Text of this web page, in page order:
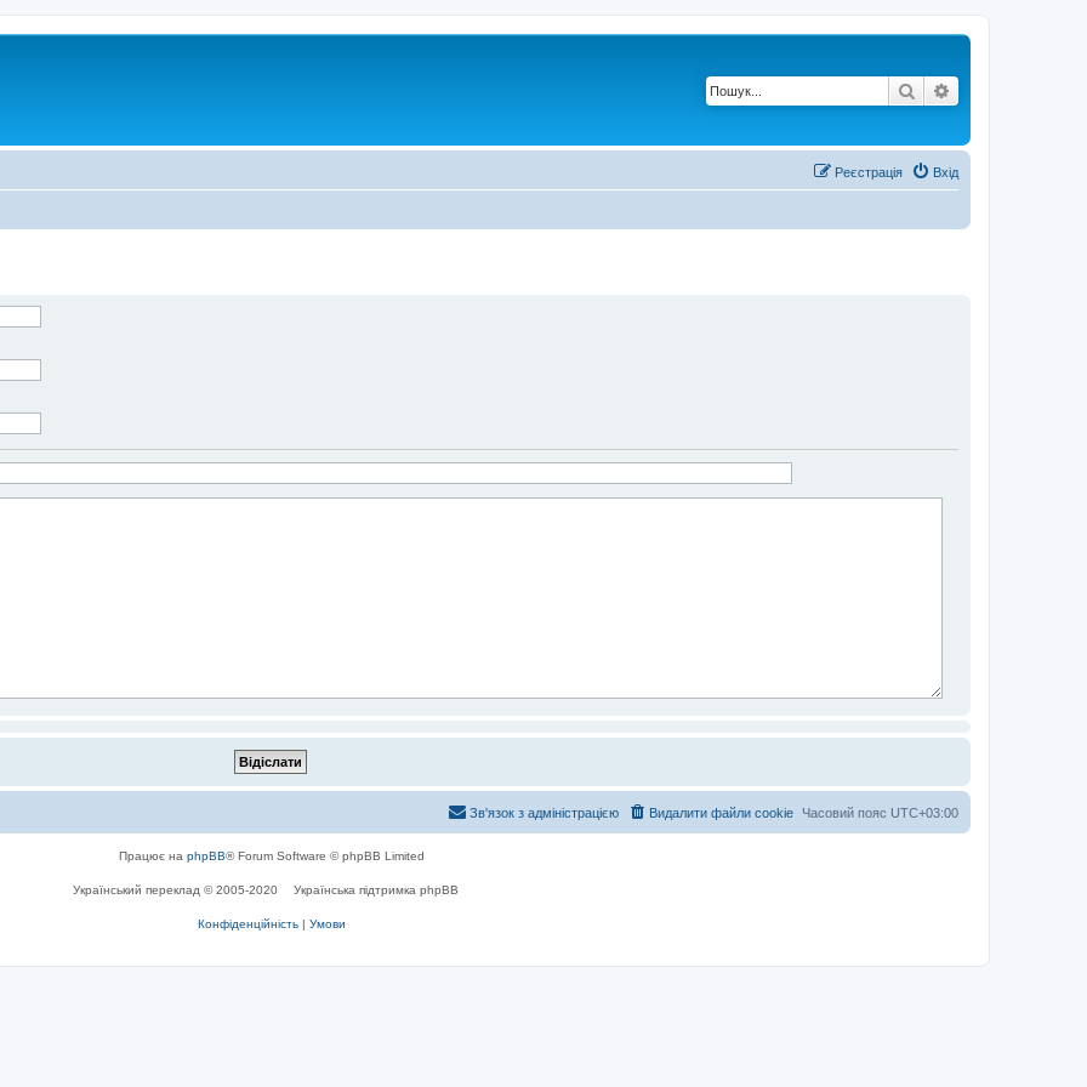
Пошук
Вхід
Реєстрація
Часовий пояс UTC+03:00
Видалити файли cookie
Зв'язок з адміністрацією
Працює на phpBB® Forum Software © phpBB Limited
Український переклад © 2005-2020 Українська підтримка phpBB
Конфіденційність | Умови